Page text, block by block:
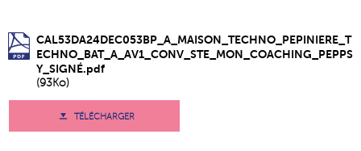
CAL53DA24DEC053BP_A_MAISON_TECHNO_PEPINIERE_T
ECHNO_BAT_A_AV1_CONV_STE_MON_COACHING_PEPPS
Y_SIGNÉ.pdf
(93Ko)
TÉLÉCHARGER